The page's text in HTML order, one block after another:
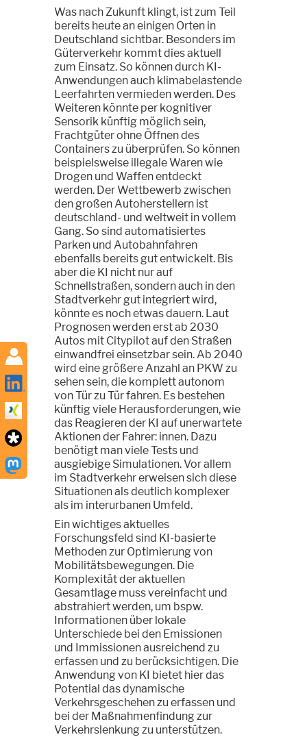
Was nach Zukunft klingt, ist zum Teil
bereits heute an einigen Orten in
Deutschland sichtbar. Besonders im
Güterverkehr kommt dies aktuell
zum Einsatz. So können durch KI-
Anwendungen auch klimabelastende
Leerfahrten vermieden werden. Des
Weiteren könnte per kognitiver
Sensorik künftig möglich sein,
Frachtgüter ohne Öffnen des
Containers zu überprüfen. So können
beispielsweise illegale Waren wie
Drogen und Waffen entdeckt
werden. Der Wettbewerb zwischen
den großen Autoherstellern ist
deutschland- und weltweit in vollem
Gang. So sind automatisiertes
Parken und Autobahnfahren
ebenfalls bereits gut entwickelt. Bis
aber die KI nicht nur auf
Schnellstraßen, sondern auch in den
Stadtverkehr gut integriert wird,
könnte es noch etwas dauern. Laut
Prognosen werden erst ab 2030
Autos mit Citypilot auf den Straßen
einwandfrei einsetzbar sein. Ab 2040
wird eine größere Anzahl an PKW zu
sehen sein, die komplett autonom
von Tür zu Tür fahren. Es bestehen
künftig viele Herausforderungen, wie
das Reagieren der KI auf unerwartete
Aktionen der Fahrer: innen. Dazu
benötigt man viele Tests und
ausgiebige Simulationen. Vor allem
im Stadtverkehr erweisen sich diese
Situationen als deutlich komplexer
als im interurbanen Umfeld.
Ein wichtiges aktuelles
Forschungsfeld sind KI-basierte
Methoden zur Optimierung von
Mobilitätsbewegungen. Die
Komplexität der aktuellen
Gesamtlage muss vereinfacht und
abstrahiert werden, um bspw.
Informationen über lokale
Unterschiede bei den Emissionen
und Immissionen ausreichend zu
erfassen und zu berücksichtigen. Die
Anwendung von KI bietet hier das
Potential das dynamische
Verkehrsgeschehen zu erfassen und
bei der Maßnahmenfindung zur
Verkehrslenkung zu unterstützen.